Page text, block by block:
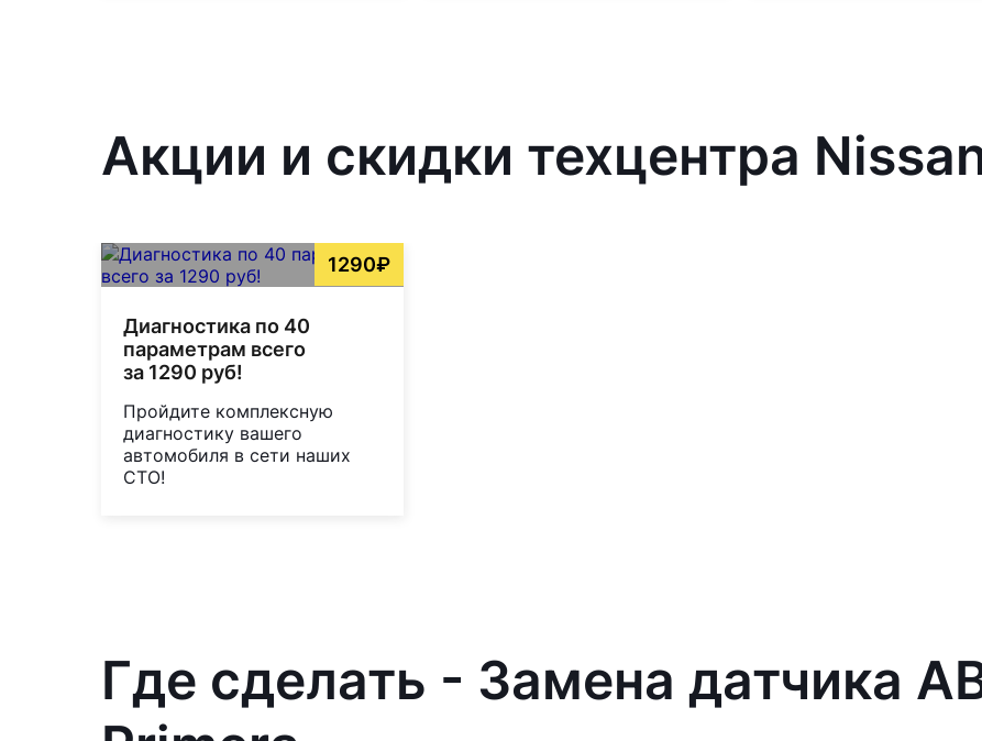
Акции и скидки техцентра
1290₽
Диагностика по 40
параметрам всего
за 1290 руб!
Пройдите комплексную
диагностику вашего
автомобиля в сети наших
СТО!
Где сделать - Замена датчика